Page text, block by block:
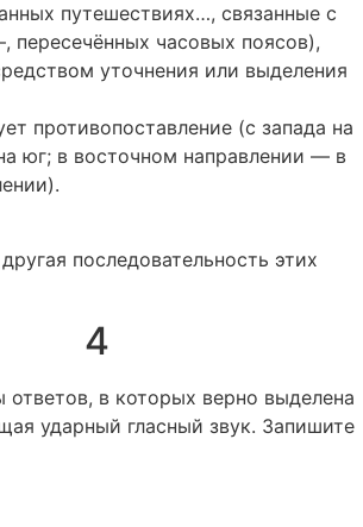
путешествиях…, связанные с
пересечённых часовых поясов),
уточнения или выделения
противопоставление (с запада на
юг; в восточном направлении — в
последовательность этих
4
ответов, в которых верно выделена
ударный гласный звук. Запишите